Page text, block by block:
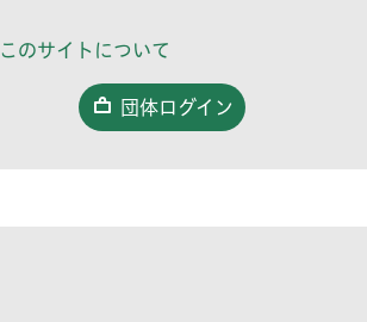
このサイトについて
団体ログイン